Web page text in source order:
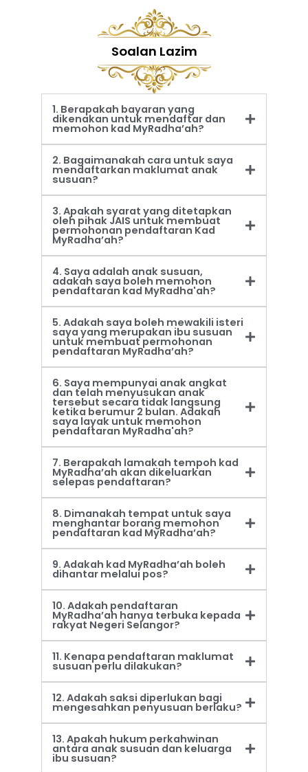
Soalan Lazim
1. Berapakah bayaran yang
dikenakan untuk mendaftar dan
memohon kad MyRadha’ah?
2. Bagaimanakah cara untuk saya
mendaftarkan maklumat anak
susuan?
3. Apakah syarat yang ditetapkan
oleh pihak JAIS untuk membuat
permohonan pendaftaran Kad
MyRadha’ah?
4. Saya adalah anak susuan,
adakah saya boleh memohon
pendaftaran kad MyRadha'ah?
5. Adakah saya boleh mewakili isteri
saya yang merupakan ibu susuan
untuk membuat permohonan
pendaftaran MyRadha’ah?
6. Saya mempunyai anak angkat
dan telah menyusukan anak
tersebut secara tidak langsung
ketika berumur 2 bulan. Adakah
saya layak untuk memohon
pendaftaran MyRadha'ah?
7. Berapakah lamakah tempoh kad
MyRadha’ah akan dikeluarkan
selepas pendaftaran?
8. Dimanakah tempat untuk saya
menghantar borang memohon
pendaftaran kad MyRadha’ah?
9. Adakah kad MyRadha’ah boleh
dihantar melalui pos?
10. Adakah pendaftaran
MyRadha’ah hanya terbuka kepada
rakyat Negeri Selangor?
11. Kenapa pendaftaran maklumat
susuan perlu dilakukan?
12. Adakah saksi diperlukan bagi
mengesahkan penyusuan berlaku?
13. Apakah hukum perkahwinan
antara anak susuan dan keluarga
ibu susuan?